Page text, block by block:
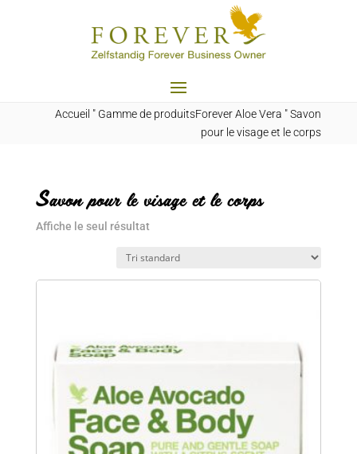
Accueil " Gamme de produitsForever Aloe Vera "Savon
pour le visage et le corps
Savon pour le visage et le corps
Affiche le seul résultat